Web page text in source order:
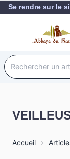
Se rendre sur le
Accueil